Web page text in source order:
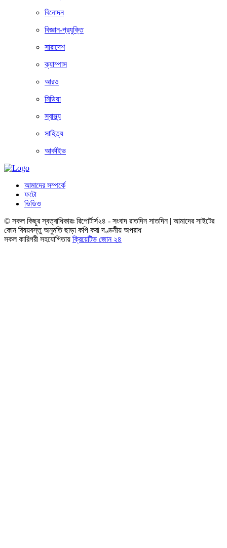
বিনোদন
বিজ্ঞান-প্রযুক্তি
সারাদেশ
ক্যাম্পাস
আরও
মিডিয়া
স্বাস্থ্য
সাহিত্য
আর্কাইভ
আমাদের সম্পর্কে
ফটো
ভিডিও
© সকল কিছুর স্বত্বাধিকারঃ রিপোর্টার্স২৪ - সংবাদ রাতদিন সাতদিন | আমাদের সাইটের
কোন বিষয়বস্তু অনুমতি ছাড়া কপি করা দণ্ডনীয় অপরাধ
সকল কারিগরী সহযোগিতায় ক্রিয়েটিভ জোন ২৪